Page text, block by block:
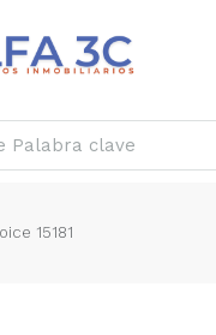
15181